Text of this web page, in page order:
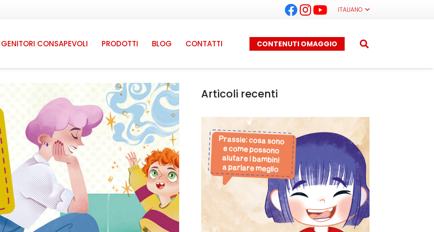
ITALIANO
GENITORI CONSAPEVOLI PRODOTTI BLOG CONTATTI CONTENUTI OMAGGIO
Articoli recenti